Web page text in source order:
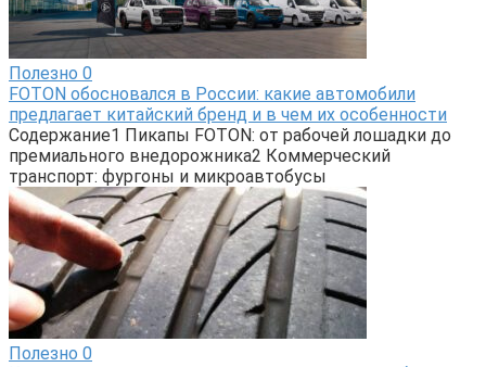
Полезно 0
FOTON обосновался в России: какие автомобили
предлагает китайский бренд и в чем их особенности
Содержание1 Пикапы FOTON: от рабочей лошадки до
премиального внедорожника2 Коммерческий
транспорт: фургоны и микроавтобусы
Полезно 0